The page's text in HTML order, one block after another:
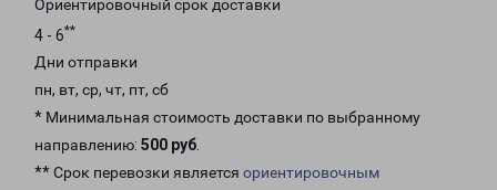
Ориентировочный срок доставки
4 - 6**
Дни отправки
пн, вт, ср, чт, пт, сб
* Минимальная стоимость доставки по выбранному
направлению: 500 руб.
** Срок перевозки является ориентировочным